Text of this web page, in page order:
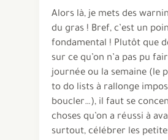
Alors là, je mets des
du gras ! Bref, c’est un
fondamental ! Plutôt que
sur ce qu’on n’a pas pu
journée ou la semaine (le
to do lists à rallonge
boucler…), il faut se
choses qu’on a réussi à
surtout, célébrer les